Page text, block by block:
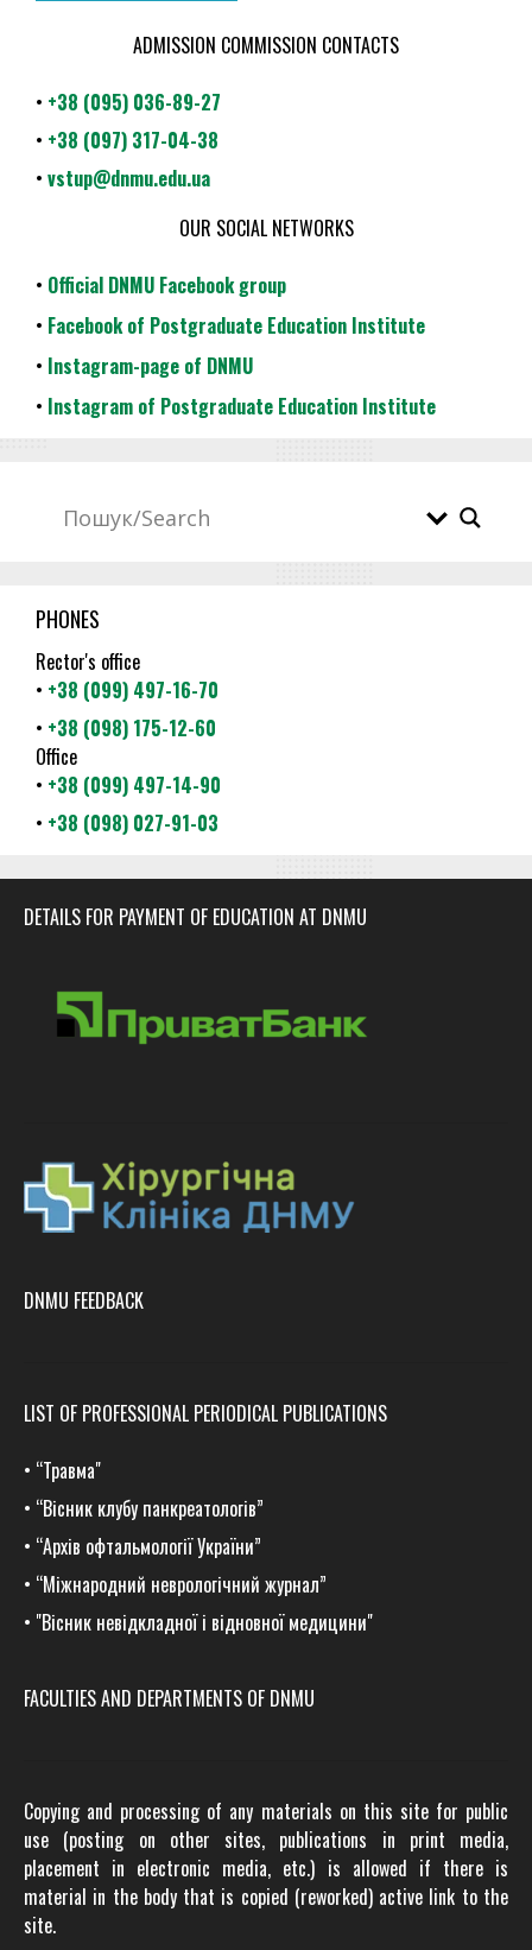
ADMISSION COMMISSION CONTACTS
• +38 (095) 036-89-27
• +38 (097) 317-04-38
• vstup@dnmu.edu.ua
OUR SOCIAL NETWORKS
• Official DNMU Facebook group
• Facebook of Postgraduate Education Institute
• Instagram-page of DNMU
• Instagram of Postgraduate Education Institute
PHONES
Rector's office
• +38 (099) 497-16-70
• +38 (098) 175-12-60
Office
• +38 (099) 497-14-90
• +38 (098) 027-91-03
DETAILS FOR PAYMENT OF EDUCATION AT DNMU
DNMU FEEDBACK
LIST OF PROFESSIONAL PERIODICAL PUBLICATIONS
• “Травма"
• “Вісник клубу панкреатологів”
• “Архів офтальмології України”
• “Міжнародний неврологічний журнал”
• "Вісник невідкладної і відновної медицини"
FACULTIES AND DEPARTMENTS OF DNMU
Copying and processing of any materials on this site for public
use (posting on other sites, publications in print media,
placement in electronic media, etc.) is allowed if there is
material in the body that is copied (reworked) active link to the
site.